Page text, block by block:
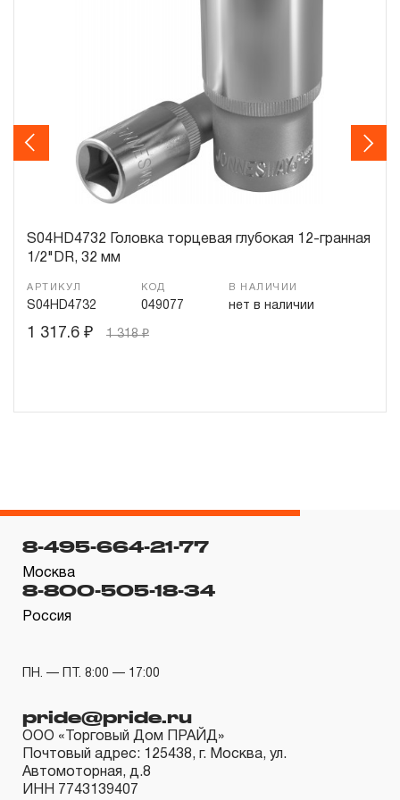
типов инструмента, которые перечислены в п.3.4
3.4 На следующие группы слесарно-монтажного,
пневматического, гидравлического, измерительного и
т.п. распространяется понятие «ограниченная
гарантия»:
3.4.1 На изделия имеющие в своей конструкции
рукоятки трещоточные и т.п.) распространяется
3.4.2 На измерительный и диагностический инструмент,
разнообразными рабочими профилями,
устанавливается срок гарантийных обязательств в
ДВЕНАДЦАТЬ месяцев, кроме тех случаев, когда
рабочие поверхности потеряли свою
3.4.4 Пневмомеханический инструмент, включая
оборудование, попадает под действие «ограниченной
гарантии», срок которой определен в ДВЕНАДЦАТЬ
месяцев.
3.4.5 На группу товаров аккумуляторный инструмент,
Previous
S04HD4732 Головка торцевая глубокая 12-гранная
1/2"DR, 32 мм
АРТИКУЛ
S04HD4732
КОД
049077
В НАЛИЧИИ
нет в наличии
1 317.6 ₽ 1 318₽
Next
8-495-664-21-77
Москва
8-800-505-18-34
Россия
ПН. — ПТ. 8:00 — 17:00
pride@pride.ru
ООО «Торговый Дом ПРАЙД»
Почтовый адрес: 125438, г. Москва, ул.
Автомоторная, д.8
ИНН 7743139407